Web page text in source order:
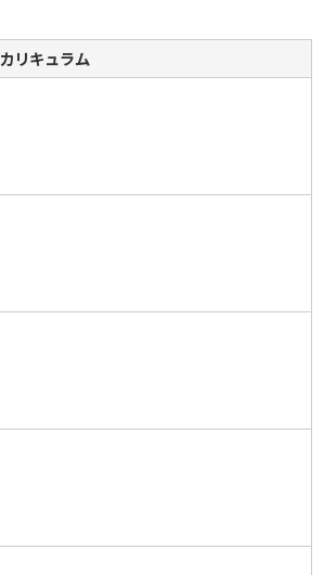
カリキュラム